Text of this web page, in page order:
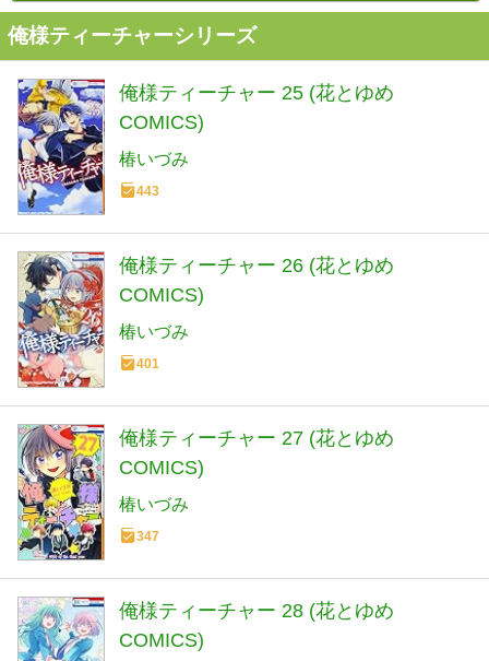
俺様ティーチャーシリーズ
俺様ティーチャー 25 (花とゆめ
COMICS)
椿いづみ
443
俺様ティーチャー 26 (花とゆめ
COMICS)
椿いづみ
401
俺様ティーチャー 27 (花とゆめ
COMICS)
椿いづみ
347
俺様ティーチャー 28 (花とゆめ
COMICS)